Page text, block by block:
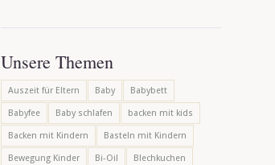
Unsere Themen
Auszeit für Eltern Baby Babybett
Babyfee Baby schlafen backen mit kids
Backen mit Kindern Basteln mit Kindern
Bewegung Kinder Bi-Oil Blechkuchen